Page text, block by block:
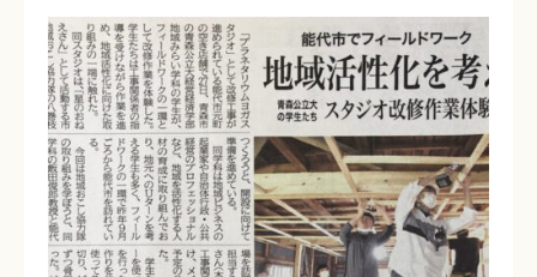
ネイチャーガイド
夜の星空
88星座ヨガ
選ばれる理由